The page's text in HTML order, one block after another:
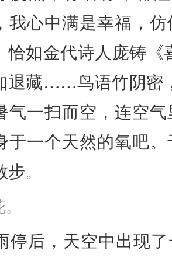
我心中满是幸福，
恰如金代诗人庞铸《
退藏……鸟语竹阴密
气一扫而空，连空
于一个天然的氧吧
。
停后，天空中出现